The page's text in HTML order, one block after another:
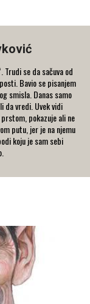
Trudi se da sačuva od
Bavio se pisanjem
smisla. Danas samo
da vredi. Uvek vidi
pokazuje ali ne
putu, jer je na njemu
koju je sam sebi